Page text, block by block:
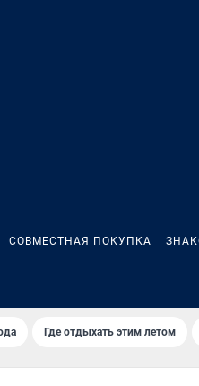
СОВМЕСТНАЯ ПОКУПКА
Где отдыхать этим летом